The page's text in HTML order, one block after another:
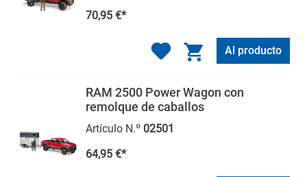
70,95 €*
Al producto
RAM 2500 Power Wagon con
remolque de caballos
Artículo N.º 02501
64,95 €*